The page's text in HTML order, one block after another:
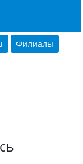
Филиалы